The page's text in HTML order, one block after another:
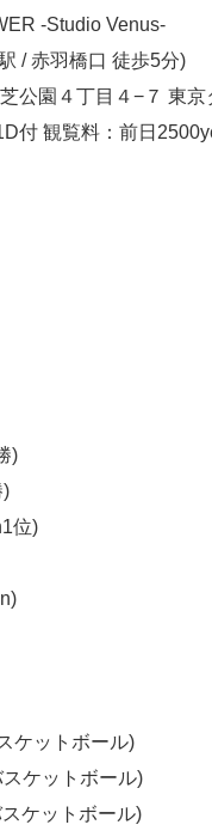
-Studio Venus-
/ 赤羽橋口 徒歩5分)
公園４丁目４−７ 東
付 観覧料：前日
)
)
位)
ケットボール)
ケットボール)
ケットボール)